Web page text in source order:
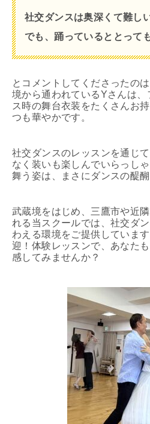
社交ダンスは奥深くて難し
でも、踊っているととって
とコメントしてくださったの
境から通われているYさんは
ス時の舞台衣装をたくさんお
つも華やかです。
社交ダンスのレッスンを通じ
なく装いも楽しんでいらっし
舞う姿は、まさにダンスの醍
武蔵境をはじめ、三鷹市や近
れる当スクールでは、社交ダ
わえる環境をご提供していま
迎！体験レッスンで、あなた
感してみませんか？